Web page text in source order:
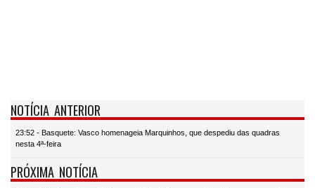
NOTÍCIA ANTERIOR
23:52 - Basquete: Vasco homenageia Marquinhos, que despediu das quadras
nesta 4ª-feira
PRÓXIMA NOTÍCIA